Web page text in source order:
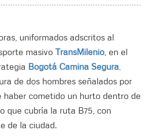
uniformados adscritos al
masivo TransMilenio , en el
Bogotá Camina Segura
de dos hombres señalados por
haber cometido un hurto dentro de
que cubría la ruta B75, con
de la ciudad.